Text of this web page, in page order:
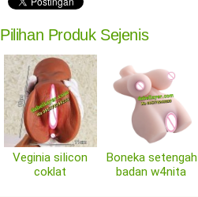
Pilihan Produk Sejenis
Veginia siIicon
coklat
Boneka setengah
badan w4nita